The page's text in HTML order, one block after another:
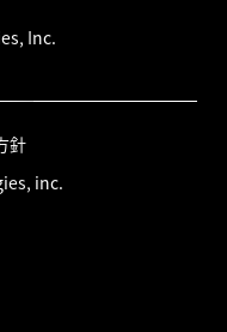
Inc.
針
inc.